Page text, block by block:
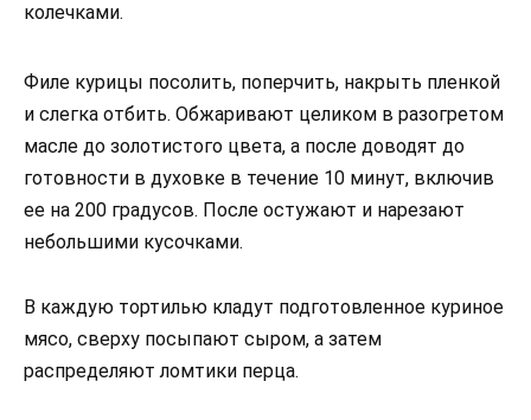
колечками.
Филе курицы посолить, поперчить, накрыть пленкой
и слегка отбить. Обжаривают целиком в разогретом
масле до золотистого цвета, а после доводят до
готовности в духовке в течение 10 минут, включив
ее на 200 градусов. После остужают и нарезают
небольшими кусочками.
В каждую тортилью кладут подготовленное куриное
мясо, сверху посыпают сыром, а затем
распределяют ломтики перца.